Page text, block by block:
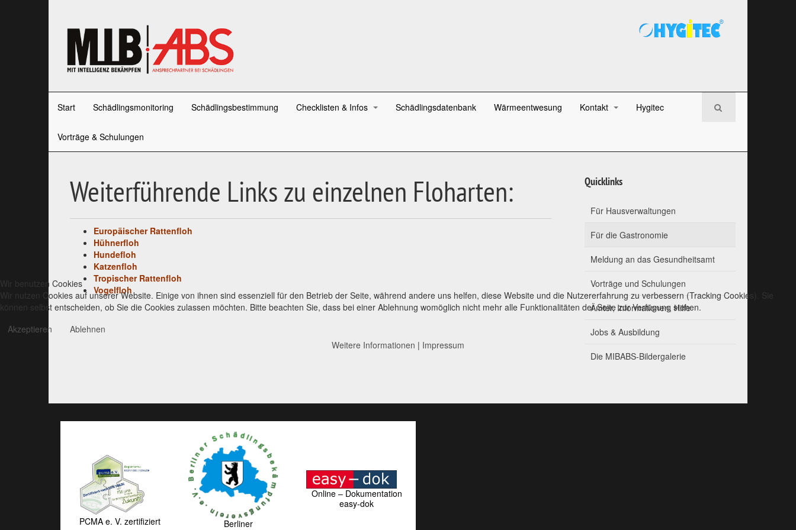
Start Schädlingsmonitoring Schädlingsbestimmung Checklisten & Infos Schädlingsdatenbank Wärmeentwesung Kontakt Hygitec
Vorträge & Schulungen
Weiterführende Links zu einzelnen Floharten:
Europäischer Rattenfloh
Hühnerfloh
Hundefloh
Katzenfloh
Tropischer Rattenfloh
Vogelfloh
Quicklinks
Für Hausverwaltungen
Für die Gastronomie
Meldung an das Gesundheitsamt
Vorträge und Schulungen
Ämter, Informationen, Hilfe
Jobs & Ausbildung
Die MIBABS-Bildergalerie
PCMA e. V. zertifiziert
Berliner
Online – Dokumentation
easy-dok
Wir benutzen Cookies
Wir nutzen Cookies auf unserer Website. Einige von ihnen sind essenziell für den Betrieb der Seite, während andere uns helfen, diese Website und die Nutzererfahrung zu verbessern (Tracking Cookies). Sie
können selbst entscheiden, ob Sie die Cookies zulassen möchten. Bitte beachten Sie, dass bei einer Ablehnung womöglich nicht mehr alle Funktionalitäten der Seite zur Verfügung stehen.
Akzeptieren
Ablehnen
Weitere Informationen | Impressum